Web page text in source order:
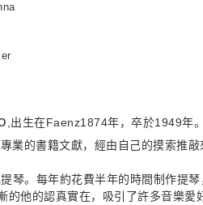
,出生在Faenz1874年，卒於1949年
業的書籍文獻，經由自己的摸索推
琴。每年約花費半年的時間制作提
的他的認真實在，吸引了許多音樂愛